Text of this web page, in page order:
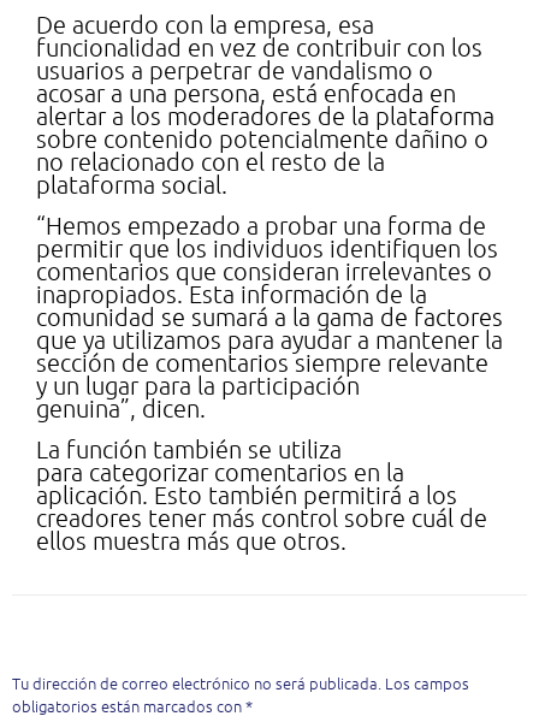
De acuerdo con la empresa, esa
funcionalidad en vez de contribuir con los
usuarios a perpetrar de vandalismo o
acosar a una persona, está enfocada en
alertar a los moderadores de la plataforma
sobre contenido potencialmente dañino o
no relacionado con el resto de la
plataforma social.
“Hemos empezado a probar una forma de
permitir que los individuos identifiquen los
comentarios que consideran irrelevantes o
inapropiados. Esta información de la
comunidad se sumará a la gama de factores
que ya utilizamos para ayudar a mantener la
sección de comentarios siempre relevante
y un lugar para la participación
genuina”, dicen.
La función también se utiliza
para categorizar comentarios en la
aplicación. Esto también permitirá a los
creadores tener más control sobre cuál de
ellos muestra más que otros.
Tu dirección de correo electrónico no será publicada. Los campos
obligatorios están marcados con*